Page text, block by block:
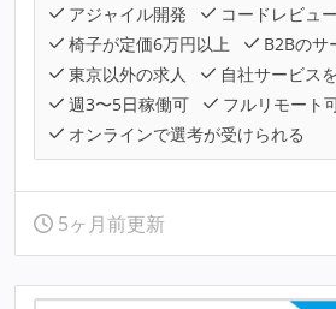
アジャイル開発
コードレビュ
椅子が定価6万円以上
B2Bのサ
東京以外の求人
自社サービス
週3〜5日稼働可
フルリモート
オンラインで選考が受けられる
5ヶ月前更新